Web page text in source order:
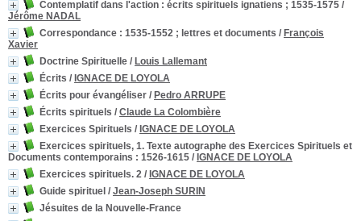
Contemplatif dans l'action : écrits spirituels ignatiens ; 1535-1575 /
Jérôme NADAL
Correspondance : 1535-1552 ; lettres et documents / François
Xavier
Doctrine Spirituelle / Louis Lallemant
Écrits / IGNACE DE LOYOLA
Écrits pour évangéliser / Pedro ARRUPE
Écrits spirituels / Claude La Colombière
Exercices Spirituels / IGNACE DE LOYOLA
Exercices spirituels, 1. Texte autographe des Exercices Spirituels et
Documents contemporains : 1526-1615 / IGNACE DE LOYOLA
Exercices spirituels. 2 / IGNACE DE LOYOLA
Guide spirituel / Jean-Joseph SURIN
Jésuites de la Nouvelle-France